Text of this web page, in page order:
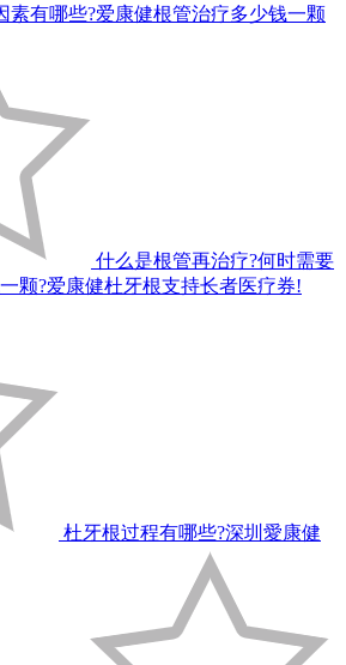
素有哪些?爱康健根管治疗多少钱一颗
什么是根管再治疗?何时需要
颗?爱康健杜牙根支持长者医疗券!
杜牙根过程有哪些?深圳愛康健